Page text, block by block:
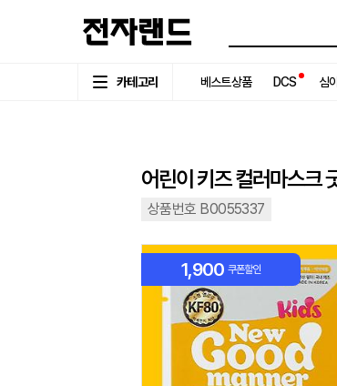
카테고리 베스트상품 DCS 심
어린이 키즈 컬러마스크
상품번호 B0055337
1,900 쿠폰할인